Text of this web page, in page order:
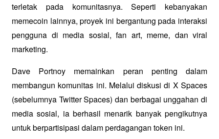
terletak pada komunitasnya. Seperti kebanyakan
memecoin lainnya, proyek ini bergantung pada interaksi
pengguna di media sosial, fan art, meme, dan viral
marketing.
Dave Portnoy memainkan peran penting dalam
membangun komunitas ini. Melalui diskusi di X Spaces
(sebelumnya Twitter Spaces) dan berbagai unggahan di
media sosial, ia berhasil menarik banyak pengikutnya
untuk berpartisipasi dalam perdagangan token ini.